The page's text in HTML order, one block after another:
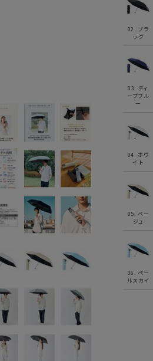
02. ブラ
ック
03. ディ
ープブル
ー
04. ホワ
イト
05. ベー
ジュ
06. ペー
ルスカイ